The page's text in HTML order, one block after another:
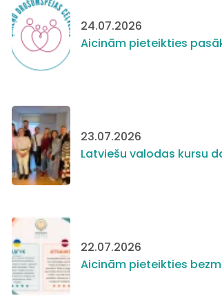
24.07.2026
Aicinām pieteikties
23.07.2026
Latviešu valodas kursu
22.07.2026
Aicinām pieteikties